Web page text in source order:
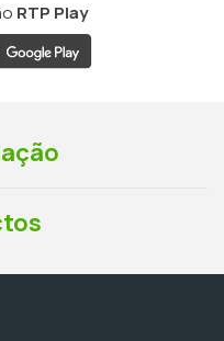
RTP Play